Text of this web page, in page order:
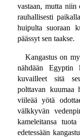
vastaan, mutta
rauhallisesti
huipulta suoraan
päässyt sen taakse.
Kangastus on
nähdään Egyptin
kuvailleet sitä
polttavan kuumaa
viileää yötä
välkkyvän
kameleitansa
edetessään